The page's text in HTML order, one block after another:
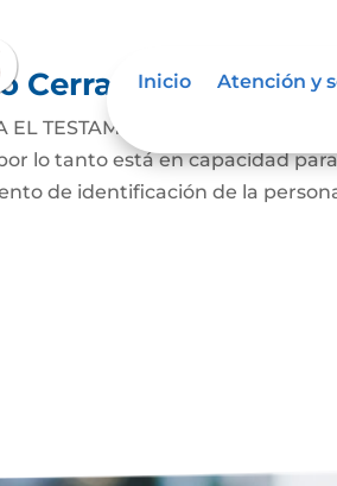
Inicio Atención y
Cerrado
EL TESTAMENTO CERRADO:
lo tanto está en capacidad
de identificación de la